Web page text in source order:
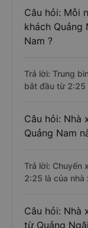
Câu hỏi: Mỗi
khách Quảng
Nam ?
Trả lời: Trung
bắt đầu từ 2:25
Câu hỏi: Nhà
Quảng Nam
Trả lời: Chuyến
2:25 là của nhà
Câu hỏi: Nhà
từ Quảng